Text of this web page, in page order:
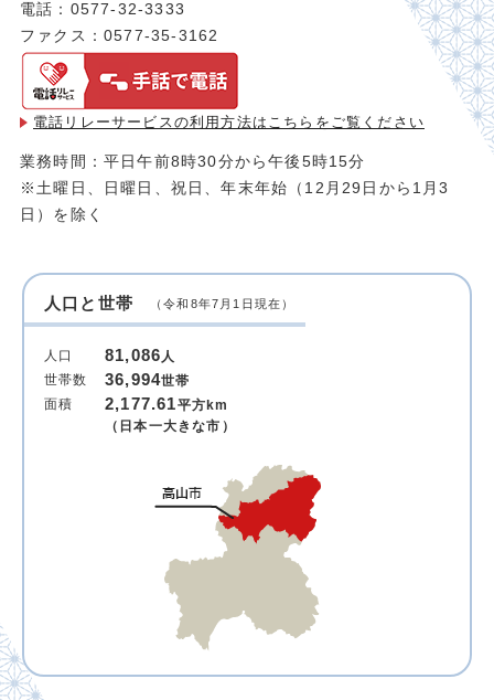
電話：0577-32-3333
ファクス：0577-35-3162
電話リレーサービスの利用方法は こちらをご覧ください
業務時間：平日午前8時30分から午後5時15分
※土曜日、日曜日、祝日、年末年始（12月29日から1月3
日）を除く
人口と世帯 （令和8年7月1日現在）
人口 81,086人
世帯数
36,994世帯
面積
2,177.61平方km
（日本一大きな市）